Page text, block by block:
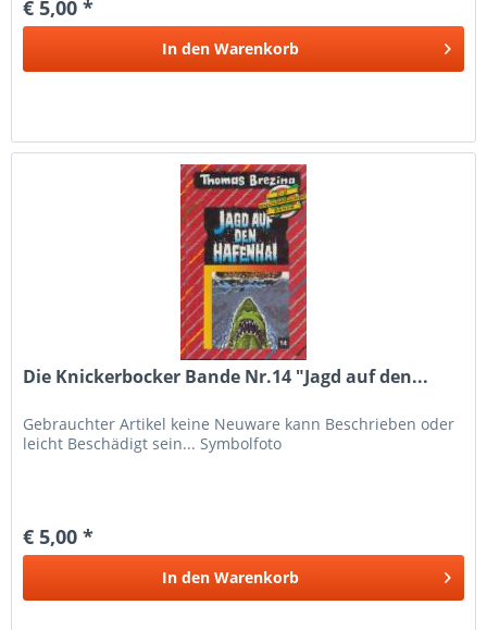
€ 5,00 *
In den Warenkorb
Die Knickerbocker Bande Nr.14 "Jagd auf den...
Gebrauchter Artikel keine Neuware kann Beschrieben oder
leicht Beschädigt sein... Symbolfoto
€ 5,00 *
In den Warenkorb